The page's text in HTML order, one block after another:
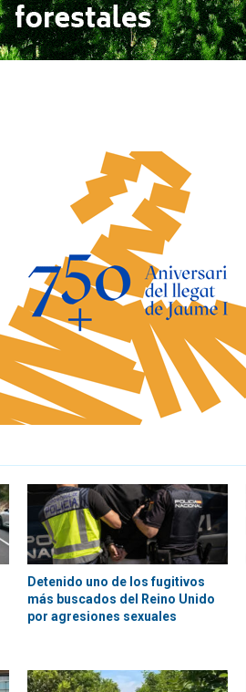
Detenido uno de los fugitivos
más buscados del Reino Unido
por agresiones sexuales